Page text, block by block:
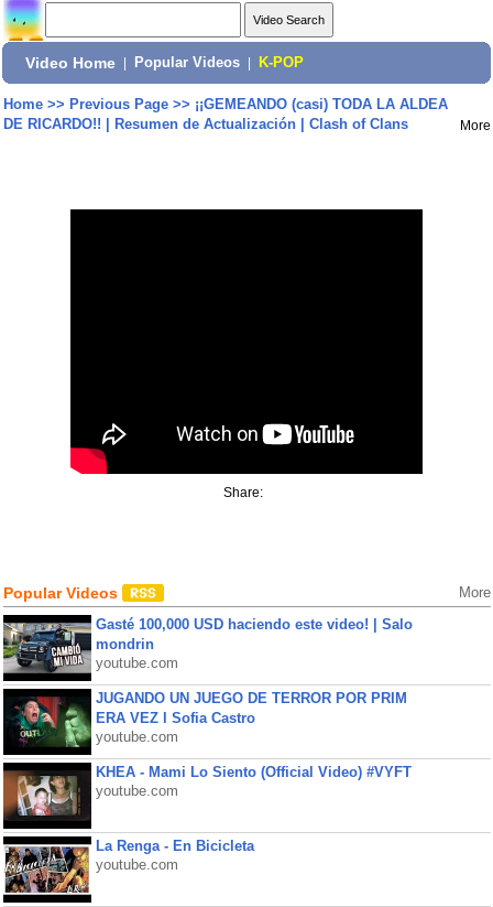
Video Home Popular Videos K-POP
Home>> Previous Page>> ¡¡GEMEANDO (casi) TODA LA ALDEA
DE RICARDO!! | Resumen de Actualización | Clash of Clans
More
Share:
Popular Videos More
Gasté 100,000 USD haciendo este video! | Salo
mondrin
youtube.com
JUGANDO UN JUEGO DE TERROR POR PRIM
ERA VEZ l Sofia Castro
youtube.com
KHEA - Mami Lo Siento (Official Video) #VYFT
youtube.com
La Renga - En Bicicleta
youtube.com